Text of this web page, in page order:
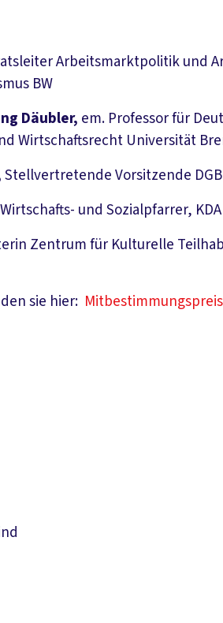
Arbeitsmarktpolitik und
BW
Däubler, em. Professor für
Wirtschaftsrecht Universität
Stellvertretende Vorsitzende
Wirtschafts- und Sozialpfarrer, KDA
Zentrum für Kulturelle
sie hier: